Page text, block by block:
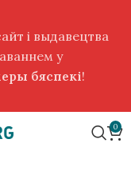
0
і выдавецтва
у
бяспекі!